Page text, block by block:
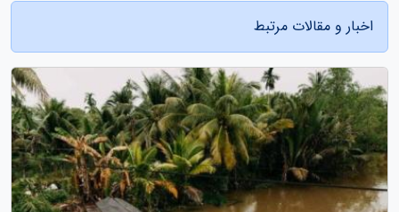
اخبار و مقالات مرتبط